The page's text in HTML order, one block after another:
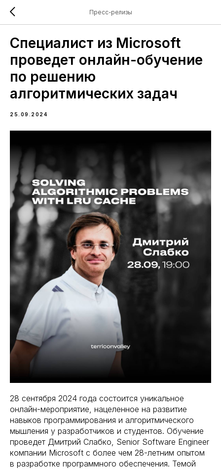
Пресс-релизы
Специалист из Microsoft
проведет онлайн-обучение
по решению
алгоритмических задач
25.09.2024
28 сентября 2024 года состоится уникальное
онлайн-мероприятие, нацеленное на развитие
навыков программирования и алгоритмического
мышления у разработчиков и студентов. Обучение
проведет Дмитрий Слабко, Senior Software Engineer
компании Microsoft с более чем 28-летним опытом
в разработке программного обеспечения. Темой